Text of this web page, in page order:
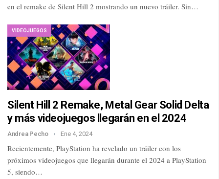
en el remake de Silent Hill 2 mostrando un nuevo tráiler. Sin…
VIDEOJUEGOS
Silent Hill 2 Remake, Metal Gear Solid Delta
y más videojuegos llegarán en el 2024
Andrea Pecho Ene 4, 2024
Recientemente, PlayStation ha revelado un tráiler con los
próximos videojuegos que llegarán durante el 2024 a PlayStation
5, siendo…